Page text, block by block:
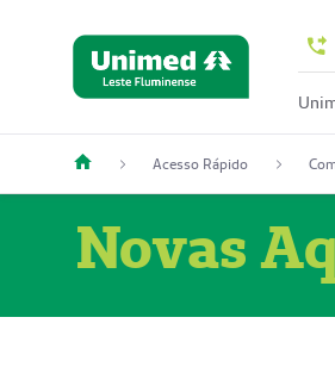
Acesso Rápido
Novas